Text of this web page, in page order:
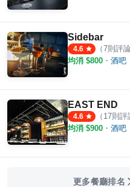
Sidebar
4.6 （7則評論
均消 $800 ・ 酒吧
EAST END
4.6 （ 17則評
均消 $900 ・ 酒吧
更多餐廳排名